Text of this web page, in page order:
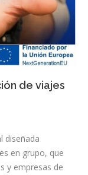
de viajes
diseñada
en grupo, que
y empresas de